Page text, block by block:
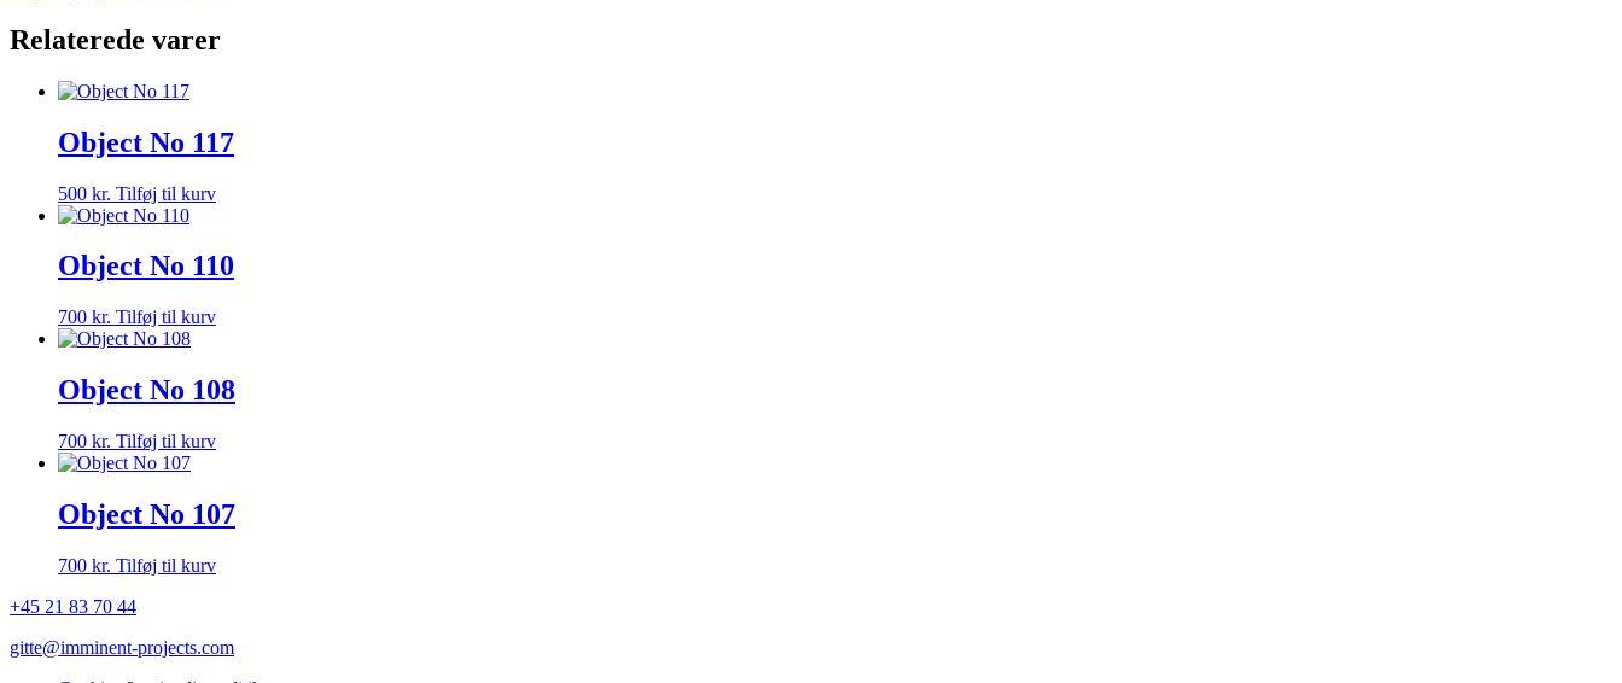
Relaterede varer
Object No 117
500 kr. Tilføj til kurv
Object No 110
700 kr. Tilføj til kurv
Object No 108
700 kr. Tilføj til kurv
Object No 107
700 kr. Tilføj til kurv
+45 21 83 70 44
gitte@imminent-projects.com